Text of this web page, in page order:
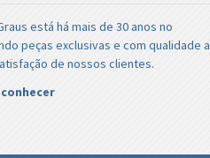
está há mais de 30 anos no
peças exclusivas e com qualidade a
de nossos clientes.